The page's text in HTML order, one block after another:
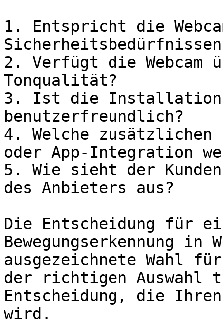
1. Entspricht die
2. Verfügt die Webcam
Tonqualität?
3. Ist die Installation
benutzerfreundlich?
4. Welche zusätzlichen
oder App-Integration
5. Wie sieht der
des Anbieters aus?
Die Entscheidung für
Bewegungserkennung in
ausgezeichnete Wahl
der richtigen Auswahl
Entscheidung, die
wird.